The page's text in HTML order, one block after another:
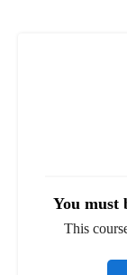
You must
This